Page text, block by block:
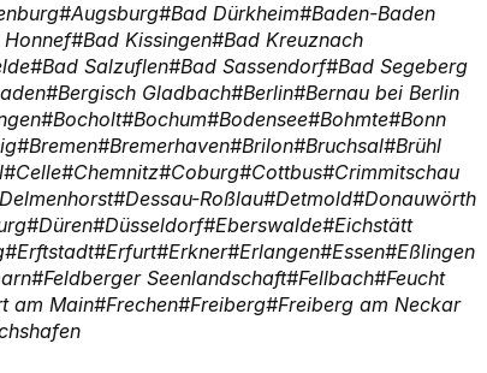
Augsburg Bad Dürkheim Baden-Baden
Honnef Bad Kissingen Bad Kreuznach
Bad Salzuflen Bad Sassendorf Bad Segeberg
Bergisch Gladbach Berlin Bernau bei Berlin
Bocholt Bochum Bodensee Bohmte Bonn
Bremen Bremerhaven Brilon Bruchsal Brühl
Celle Chemnitz Coburg Cottbus Crimmitschau
Delmenhorst Dessau-Roßlau Detmold Donauwörth
Düren Düsseldorf Eberswalde Eichstätt
Erftstadt Erfurt Erkner Erlangen Essen Eßlingen
Feldberger Seenlandschaft Fellbach Feucht
am Main Frechen Freiberg Freiberg am Neckar